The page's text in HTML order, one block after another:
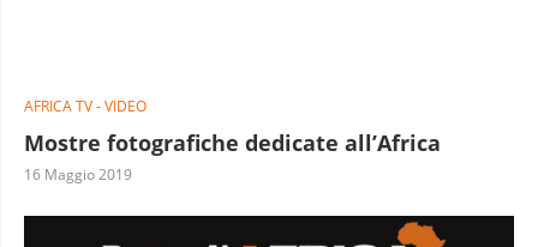
AFRICA TV - VIDEO
Mostre fotografiche dedicate all’Africa
16 Maggio 2019